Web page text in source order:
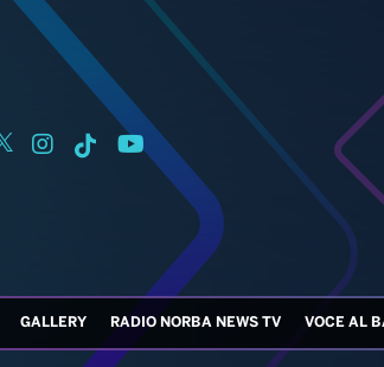
GALLERY RADIO NORBA NEWS TV VOCE AL